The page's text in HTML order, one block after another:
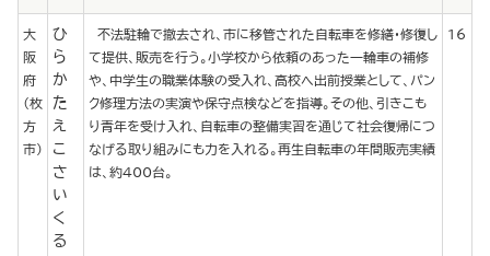
大
阪
府
（枚
方
市）
ひ
ら
か
た
え
こ
さ
い
く
る
不法駐輪で撤去され、市に移管された自転車を修繕・修復し
て提供、販売を行う。小学校から依頼のあった一輪車の補修
や、中学生の職業体験の受入れ、高校へ出前授業として、パン
ク修理方法の実演や保守点検などを指導。その他、引きこも
り青年を受け入れ、自転車の整備実習を通じて社会復帰につ
なげる取り組みにも力を入れる。再生自転車の年間販売実績
は、約400台。
16